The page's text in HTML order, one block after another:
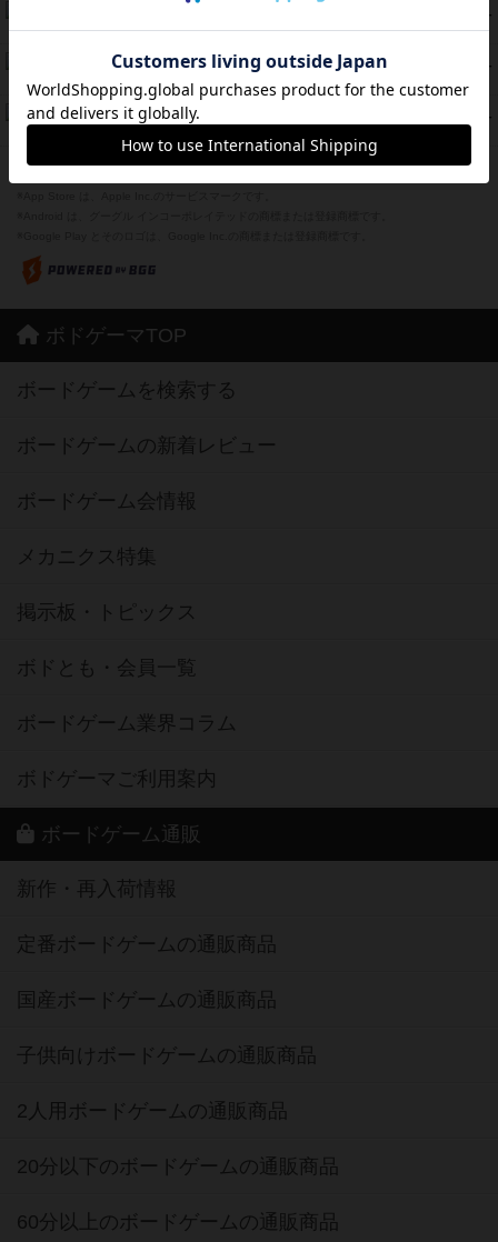
PT
紹介文あり 1件の投稿
PT
Bitter End ブタペスト救出作戦
42 PT
ドコジャン
ボドゲーマTOP
ボードゲームを検索する
ボードゲームの新着レビュー
ボードゲーム会情報
メカニクス特集
掲示板・トピックス
ボドとも・会員一覧
ボードゲーム業界コラム
ボドゲーマご利用案内
ボードゲーム通販
新作・再入荷情報
定番ボードゲームの通販商品
国産ボードゲームの通販商品
子供向けボードゲームの通販商品
2人用ボードゲームの通販商品
20分以下のボードゲームの通販商品
60分以上のボードゲームの通販商品